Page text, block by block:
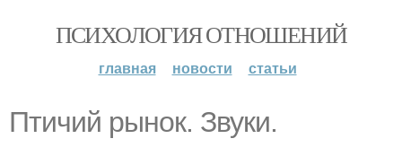
ПСИХОЛОГИЯ ОТНОШЕНИЙ
главная новости статьи
Птичий рынок. Звуки.